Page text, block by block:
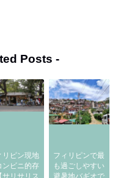
Posts -
リピン現地
ンビニ的存
サリサリス
フィリピンで最
も過ごしやすい
避暑地バギオで